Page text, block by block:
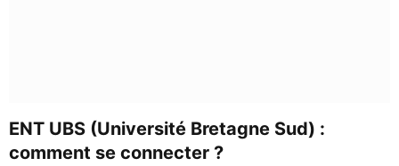
ENT UBS (Université Bretagne Sud) :
comment se connecter ?